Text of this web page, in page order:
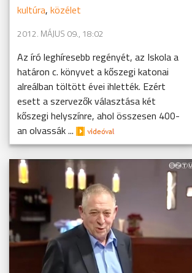
kultúra, közélet
2012. MÁJUS 09., 18:02
Az író leghíresebb regényét, az Iskola a
határon c. könyvet a kőszegi katonai
alreálban töltött évei ihlették. Ezért
esett a szervezők választása két
kőszegi helyszínre, ahol összesen 400-
an olvassák ...